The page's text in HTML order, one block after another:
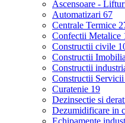
Ascensoare -
Automatizari 67
Centrale Termice
Confectii Metalice
Constructii civile
Constructii
Constructii
Constructii Servicii
Curatenie 19
Dezinsectie si
Dezumidificare in
Echipamente